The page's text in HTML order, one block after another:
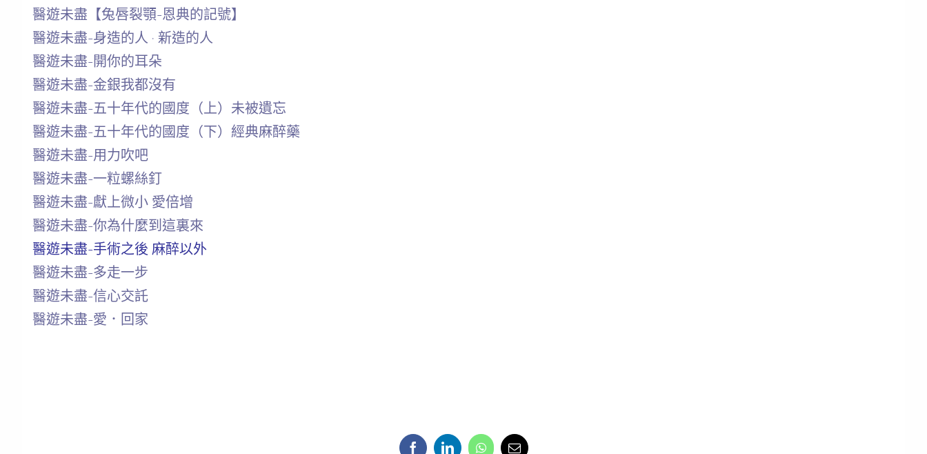
醫遊未盡【兔唇裂顎-恩典的記號】
醫遊未盡-身造的人 · 新造的人
醫遊未盡-開你的耳朵
醫遊未盡-金銀我都沒有
醫遊未盡-五十年代的國度（上）未被遺忘
醫遊未盡-五十年代的國度（下）經典麻醉藥
醫遊未盡-用力吹吧
醫遊未盡-一粒螺絲釘
醫遊未盡-獻上微小 愛倍增
醫遊未盡-你為什麼到這裏來
醫遊未盡-手術之後 麻醉以外
醫遊未盡-多走一步
醫遊未盡-信心交託
醫遊未盡-愛．回家